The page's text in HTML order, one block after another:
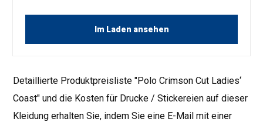
Im Laden ansehen
Detaillierte Produktpreisliste "Polo Crimson Cut Ladies‘
Coast" und die Kosten für Drucke / Stickereien auf dieser
Kleidung erhalten Sie, indem Sie eine E-Mail mit einer